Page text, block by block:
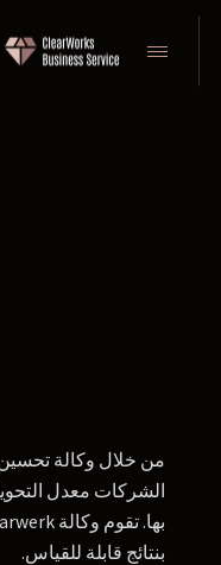
من خلال وكالة
بنتائج قابلة للقياس.